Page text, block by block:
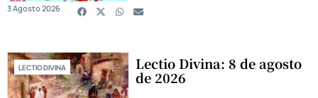
3 Agosto 2026
LECTIO DIVINA Lectio Divina: 8 de agosto
de 2026